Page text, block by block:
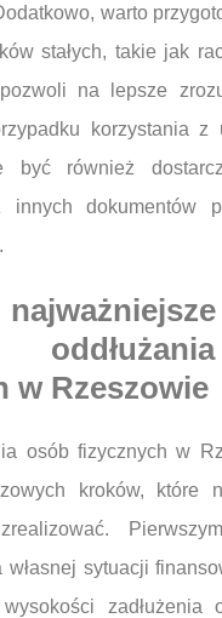
warto
stałych, takie jak
na lepsze
korzystania z
być również
innych dokumentów
w Rzeszowie
osób fizycznych w
kroków, które
własnej sytuacji
zadłużenia